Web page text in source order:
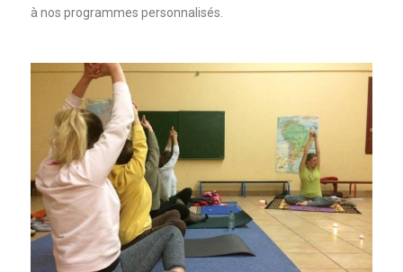
à nos programmes personnalisés.